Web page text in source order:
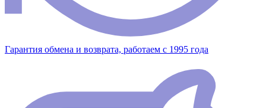
Гарантия обмена и возврата, работаем с 1995 года